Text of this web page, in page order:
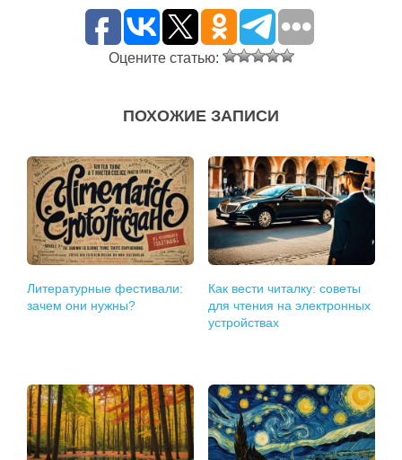
Оцените статью:
ПОХОЖИЕ ЗАПИСИ
Литературные фестивали:
зачем они нужны?
Как вести читалку: советы
для чтения на электронных
устройствах